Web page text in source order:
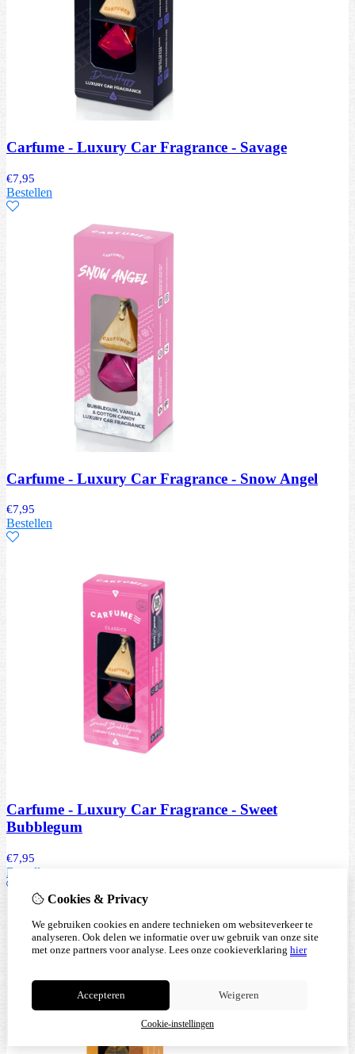
Carfume - Luxury Car Fragrance - Savage
€7,95
Bestellen
Carfume - Luxury Car Fragrance - Snow Angel
€7,95
Bestellen
Carfume - Luxury Car Fragrance - Sweet
Bubblegum
€7,95
Bestellen
Cookies & Privacy
We gebruiken cookies en andere technieken om websiteverkeer te
analyseren. Ook delen we informatie over uw gebruik van onze site
met onze partners voor analyse. Lees onze cookieverklaring hier
Accepteren Weigeren
Cookie-instellingen